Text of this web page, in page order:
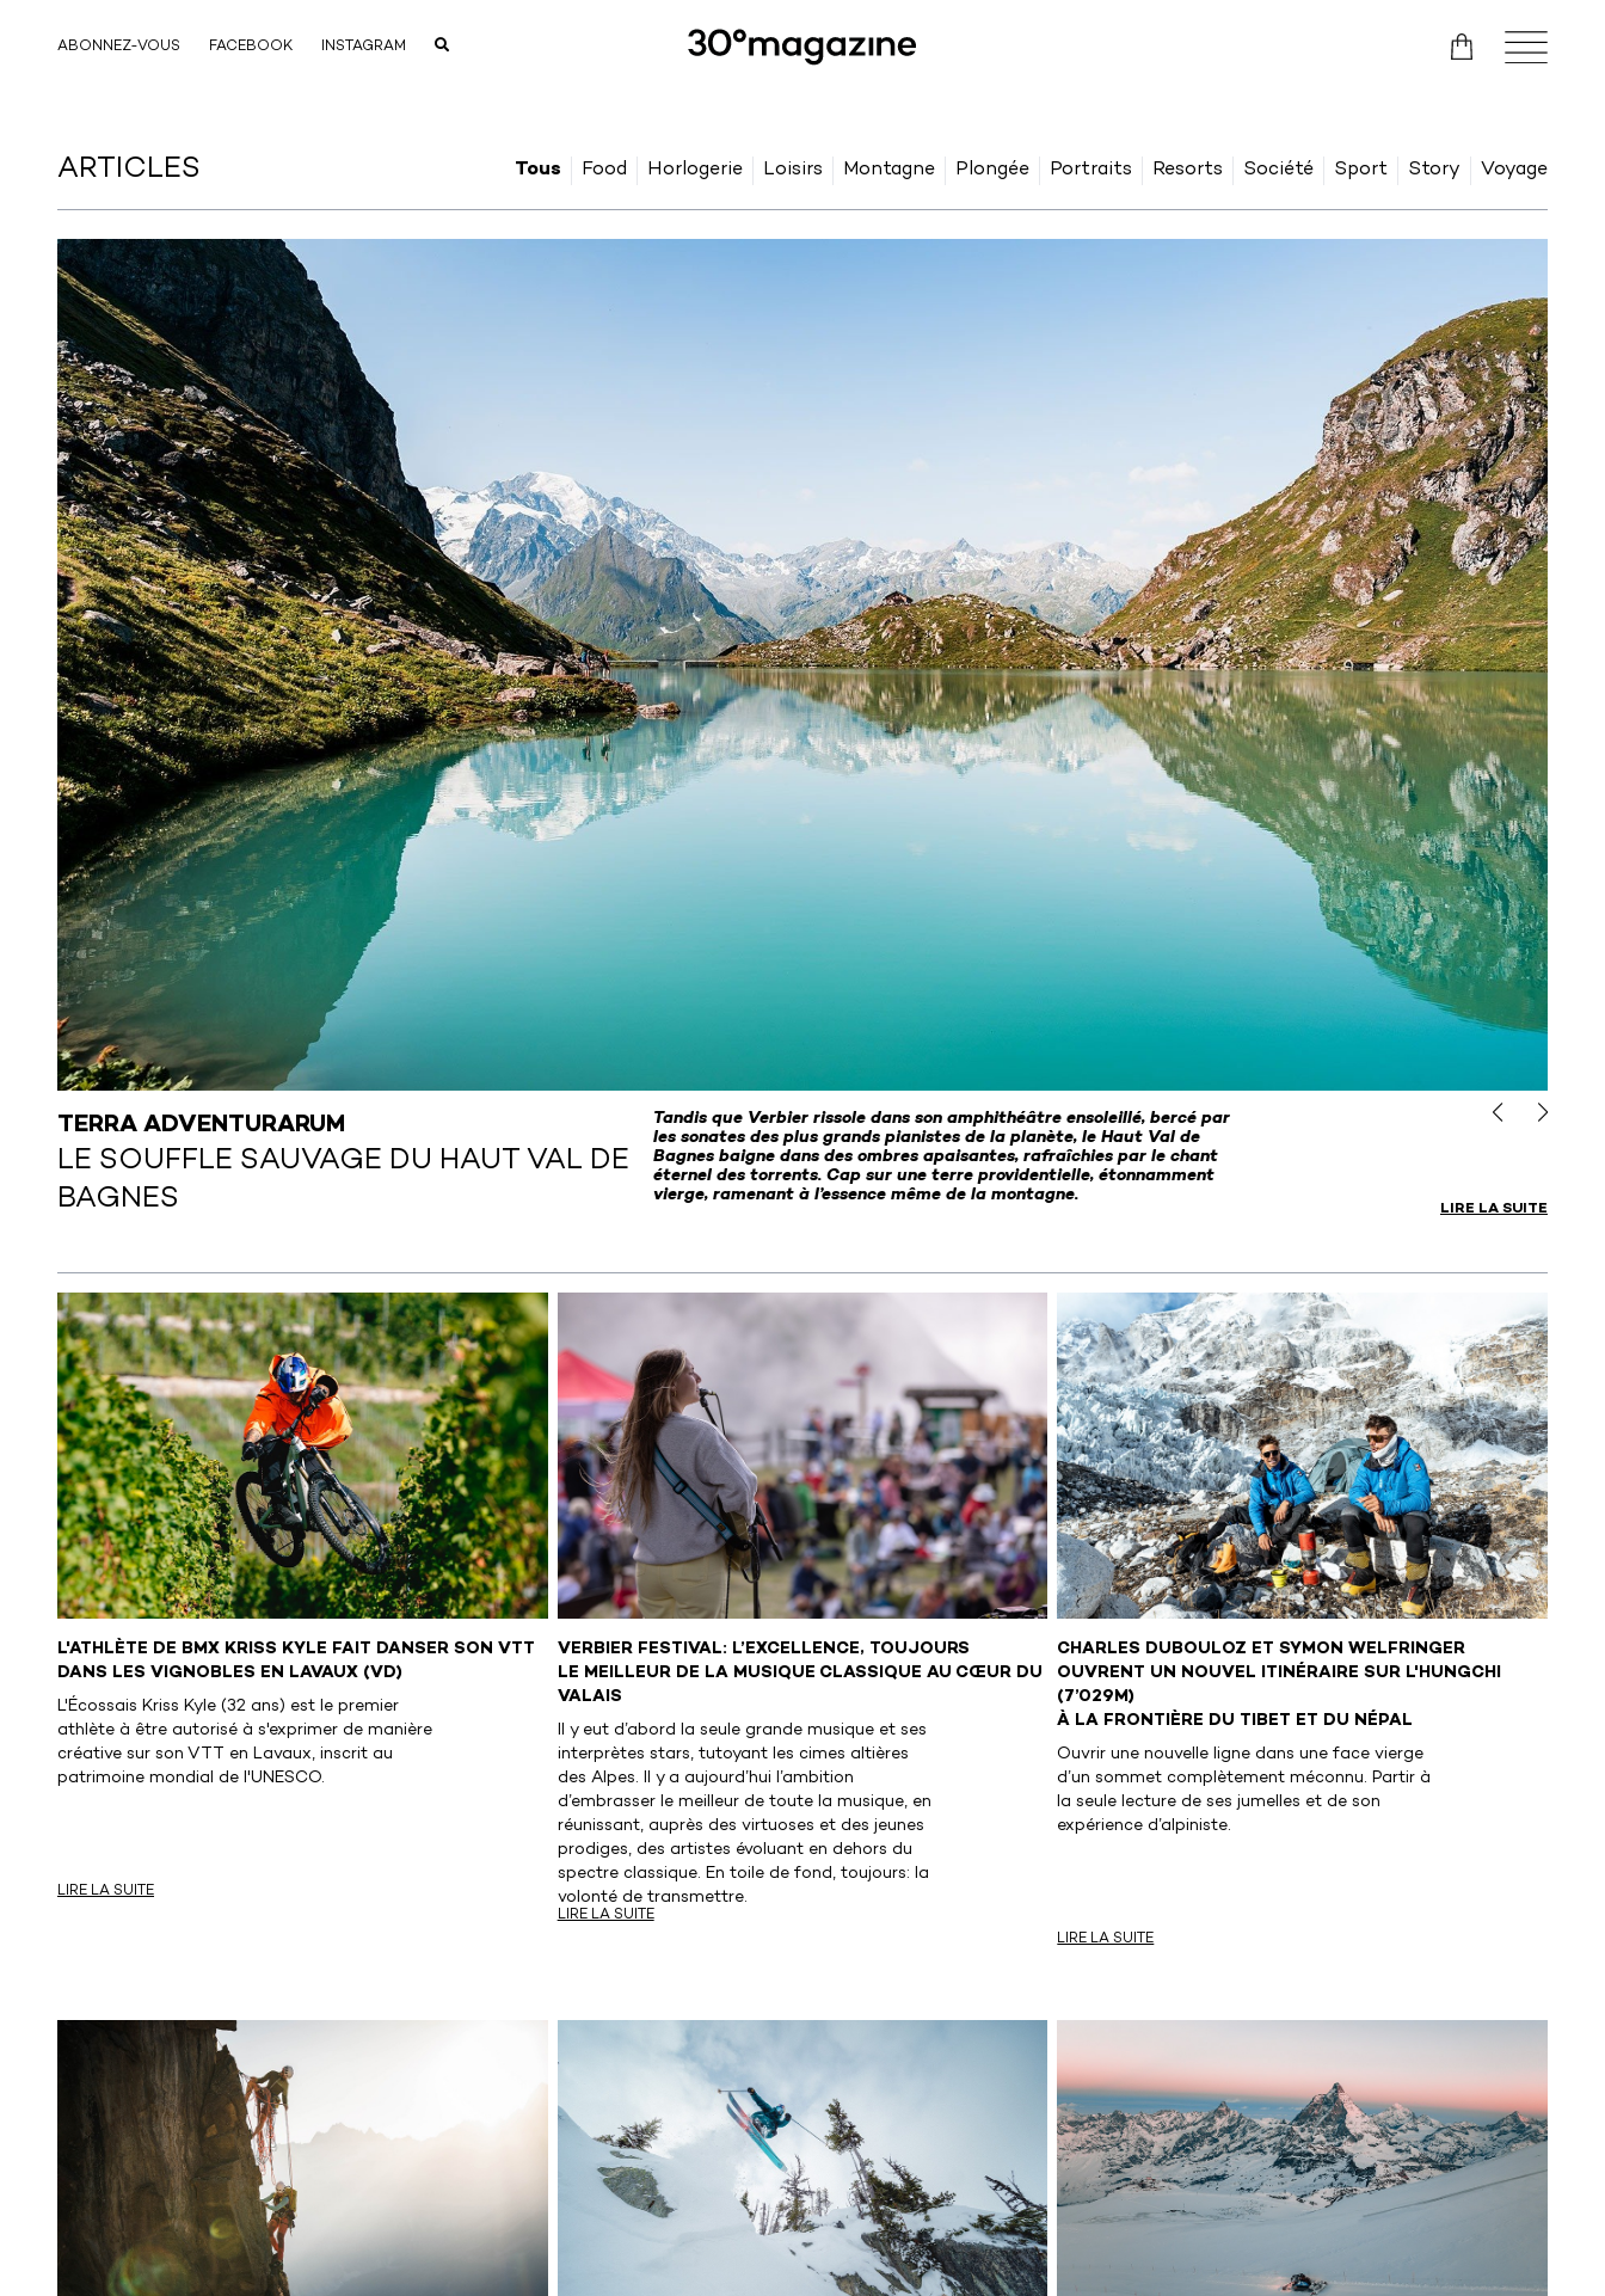
ABONNEZ-VOUS FACEBOOK INSTAGRAM
ARTICLES Tous Food Horlogerie Loisirs Montagne Plongée Portraits Resorts Société Sport Story Voyage
TERRA ADVENTURARUM
LE SOUFFLE SAUVAGE DU HAUT VAL DE
BAGNES
Tandis que Verbier rissole dans son amphithéâtre ensoleillé, bercé par
les sonates des plus grands pianistes de la planète, le Haut Val de
Bagnes baigne dans des ombres apaisantes, rafraîchies par le chant
éternel des torrents. Cap sur une terre providentielle, étonnamment
vierge, ramenant à l’essence même de la montagne.
LIRE LA SUITE
L'ATHLÈTE DE BMX KRISS KYLE FAIT DANSER SON VTT
DANS LES VIGNOBLES EN LAVAUX (VD)
L'Écossais Kriss Kyle (32 ans) est le premier
athlète à être autorisé à s'exprimer de manière
créative sur son VTT en Lavaux, inscrit au
patrimoine mondial de l'UNESCO.
LIRE LA SUITE
VERBIER FESTIVAL: L’EXCELLENCE, TOUJOURS
LE MEILLEUR DE LA MUSIQUE CLASSIQUE AU CŒUR DU
VALAIS
Il y eut d’abord la seule grande musique et ses
interprètes stars, tutoyant les cimes altières
des Alpes. Il y a aujourd’hui l’ambition
d’embrasser le meilleur de toute la musique, en
réunissant, auprès des virtuoses et des jeunes
prodiges, des artistes évoluant en dehors du
spectre classique. En toile de fond, toujours: la
volonté de transmettre.
LIRE LA SUITE
CHARLES DUBOULOZ ET SYMON WELFRINGER
OUVRENT UN NOUVEL ITINÉRAIRE SUR L'HUNGCHI
(7’029M)
À LA FRONTIÈRE DU TIBET ET DU NÉPAL
Ouvrir une nouvelle ligne dans une face vierge
d’un sommet complètement méconnu. Partir à
la seule lecture de ses jumelles et de son
expérience d’alpiniste.
LIRE LA SUITE